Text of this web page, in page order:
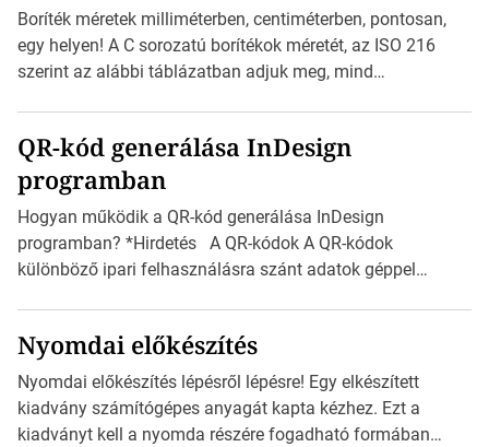
zajlik a saját címke készítése. Hogyan készítsünk címkét?
Válasszon méretet és alakot: Válassza ki a kívánt címke
méretét. Akár néhány […]
Boríték méretek milliméterben, centiméterben, pontosan,
egy helyen! A C sorozatú borítékok méretét, az ISO 216
szerint az alábbi táblázatban adjuk meg, mind
mutatja az A4-es papírlaphoz viszonyítva. Az amerikai és
észak-amerikai boríték méretére az ISO 216 nem
vonatkozik. Boríték méretének táblázata C0-tól […]
QR-kód generálása InDesign
programban
Hogyan működik a QR-kód generálása InDesign
programban? *Hirdetés A QR-kódok A QR-kódok
különböző ipari felhasználásra szánt adatok géppel
okostelefonjára telepíthet egy QR-kód-leolvasó
alkalmazást, ami leolvasni és dekódolni képes az URL-
információt és átirányítja a telefon böngészőjét a cég
weblapjára. A QR-kód beolvasása után a felhasználó
Nyomdai előkészítés
Nyomdai előkészítés lépésről lépésre! Egy elkészített
kiadvány számítógépes anyagát kapta kézhez. Ezt a
kiadványt kell a nyomda részére fogadható formában